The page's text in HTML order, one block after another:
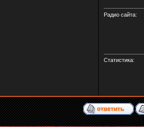
Радио сайта:
Статистика: